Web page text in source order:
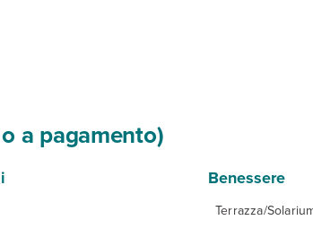
a pagamento)
Benessere
Terrazza/